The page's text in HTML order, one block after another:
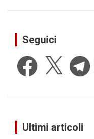
Seguici
Facebook Telegram
Ultimi articoli